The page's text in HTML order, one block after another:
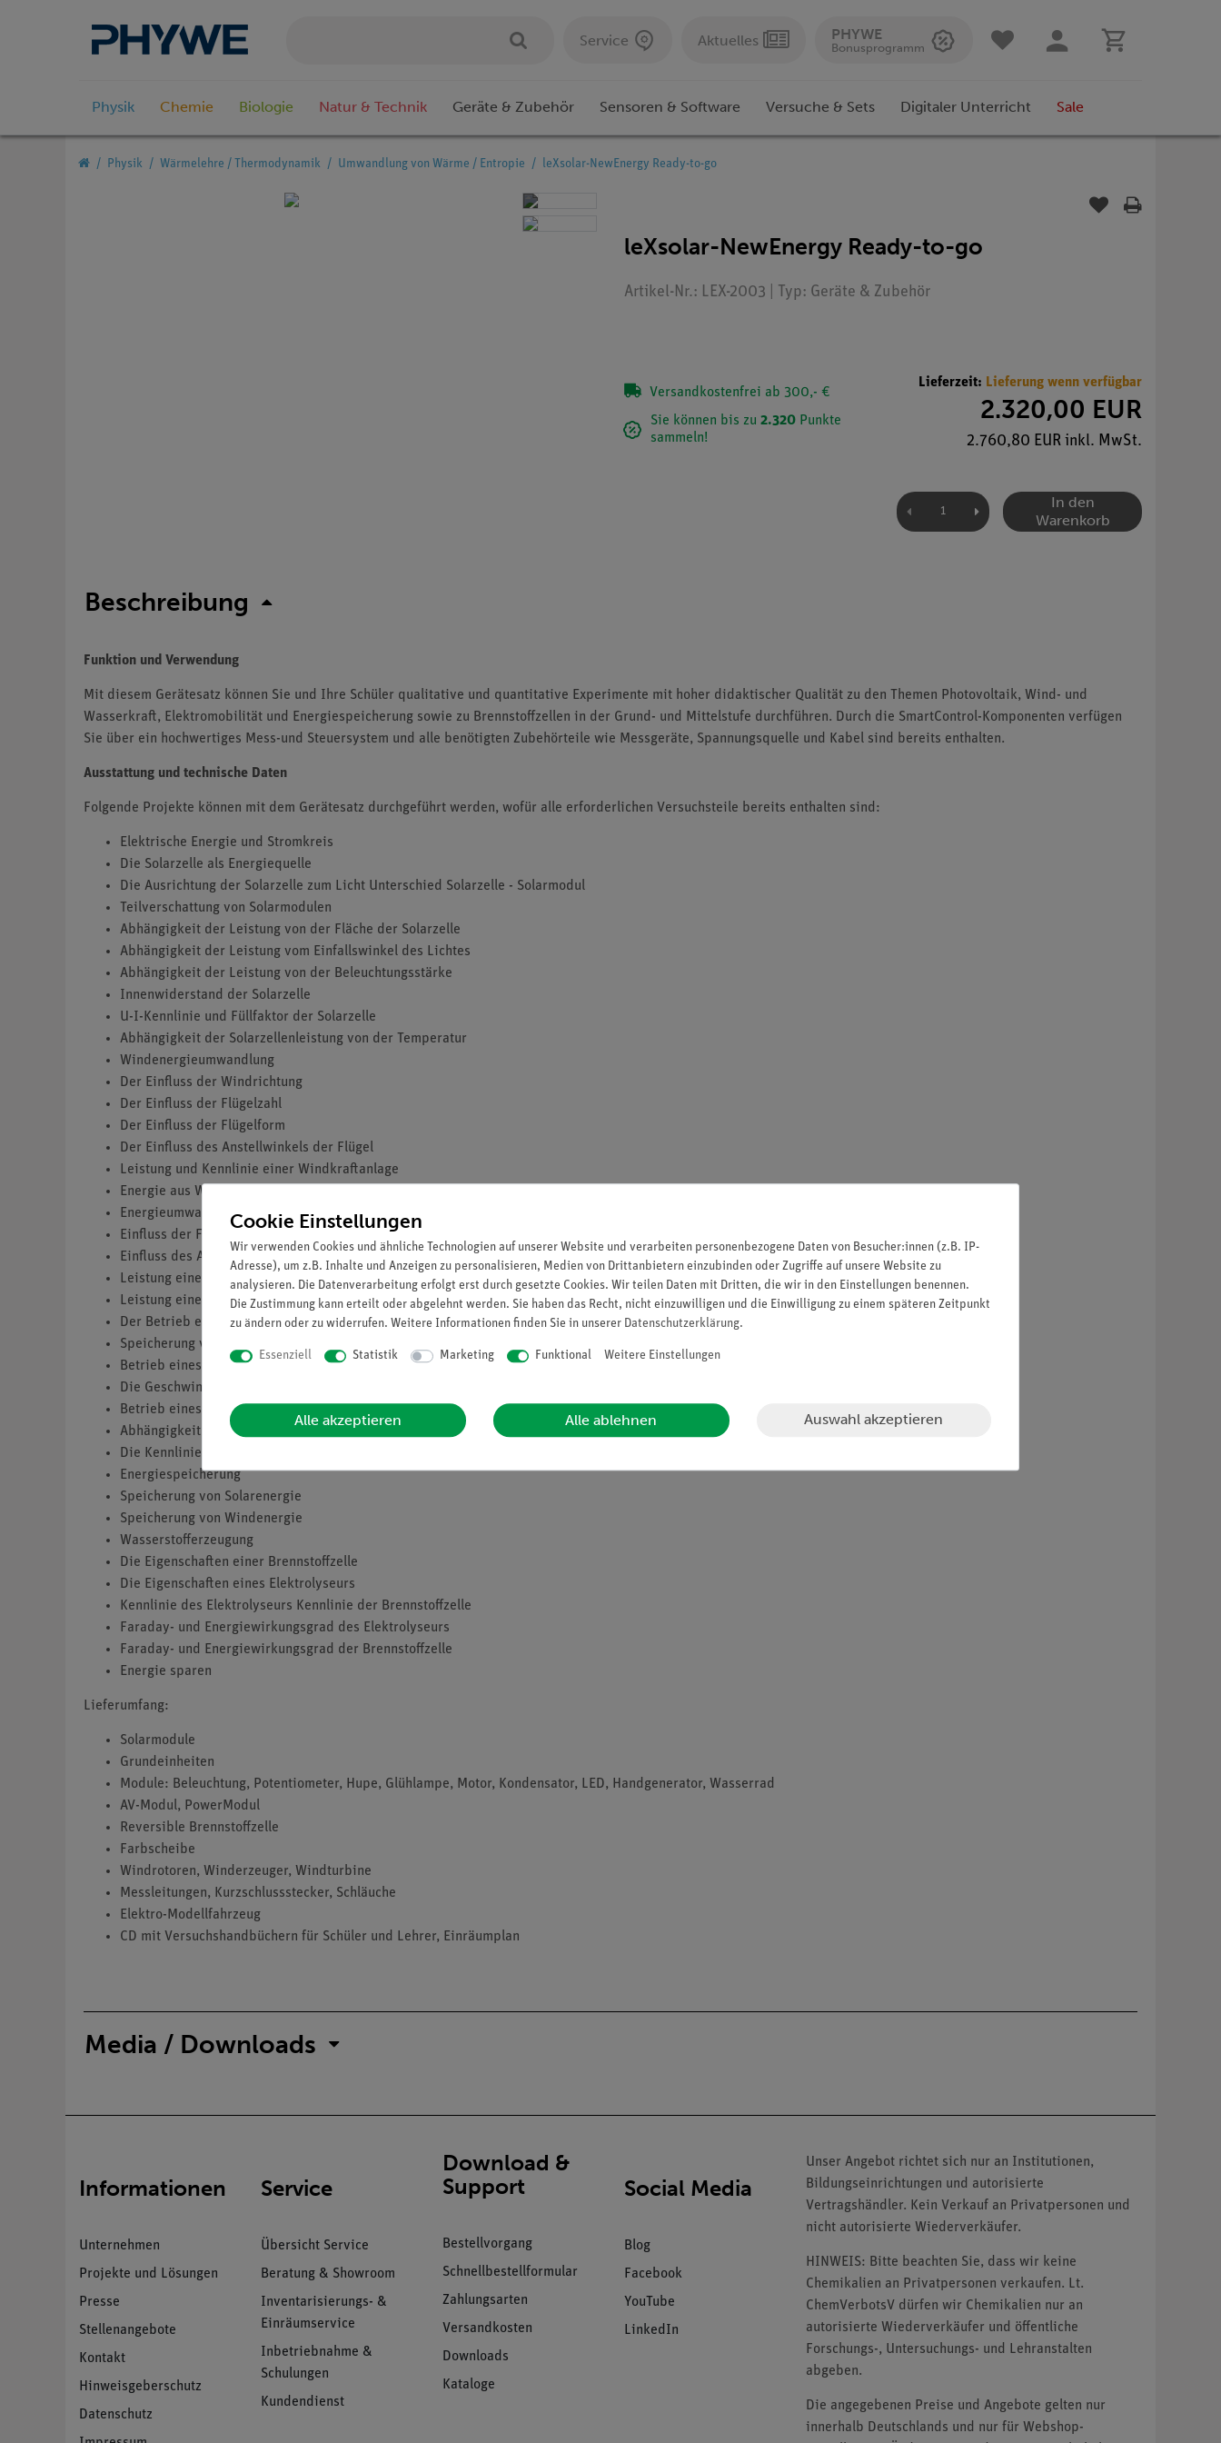
Service Aktuelles PHYWE
Bonusprogramm
Physik Chemie Biologie Natur & Technik Geräte & Zubehör Sensoren & Software Versuche & Sets Digitaler Unterricht Sale
Physik Wärmelehre / Thermodynamik Umwandlung von Wärme / Entropie leXsolar-NewEnergy Ready-to-go
leXsolar-NewEnergy Ready-to-go
Artikel-Nr.: LEX-2003 | Typ: Geräte & Zubehör
Versandkostenfrei ab 300,- €
Sie können bis zu 2.320 Punkte
sammeln!
Lieferzeit: Lieferung wenn verfügbar
2.320,00 EUR
2.760,80 EUR inkl. MwSt.
In den
Warenkorb
Beschreibung
Funktion und Verwendung
Mit diesem Gerätesatz können Sie und Ihre Schüler qualitative und quantitative Experimente mit hoher didaktischer Qualität zu den Themen Photovoltaik, Wind- und
Wasserkraft, Elektromobilität und Energiespeicherung sowie zu Brennstoffzellen in der Grund- und Mittelstufe durchführen. Durch die SmartControl-Komponenten verfügen
Sie über ein hochwertiges Mess-und Steuersystem und alle benötigten Zubehörteile wie Messgeräte, Spannungsquelle und Kabel sind bereits enthalten.
Ausstattung und technische Daten
Folgende Projekte können mit dem Gerätesatz durchgeführt werden, wofür alle erforderlichen Versuchsteile bereits enthalten sind:
Elektrische Energie und Stromkreis
Die Solarzelle als Energiequelle
Die Ausrichtung der Solarzelle zum Licht Unterschied Solarzelle - Solarmodul
Teilverschattung von Solarmodulen
Abhängigkeit der Leistung von der Fläche der Solarzelle
Abhängigkeit der Leistung vom Einfallswinkel des Lichtes
Abhängigkeit der Leistung von der Beleuchtungsstärke
Innenwiderstand der Solarzelle
U-I-Kennlinie und Füllfaktor der Solarzelle
Abhängigkeit der Solarzellenleistung von der Temperatur
Windenergieumwandlung
Der Einfluss der Windrichtung
Der Einfluss der Flügelzahl
Der Einfluss der Flügelform
Der Einfluss des Anstellwinkels der Flügel
Leistung und Kennlinie einer Windkraftanlage
Energie aus Wasserkraft
Energieumwandlungen an der Wasserturbine
Einfluss der Fallhöhe des Wassers
Einfluss des Aufprallwinkels des Wassers
Leistung einer Wasserkraftanlage
Leistung einer Wasserkraftanlage in Abhängigkeit von der Fallhöhe des Wassers
Der Betrieb eines Elektroautos
Speicherung von Solarenergie
Betrieb eines solarbetriebenen Elektroautos
Die Geschwindigkeit des Elektroautoautos in Abhängigkeit von der Sonneneinstrahlung
Betrieb eines Elektroautos mit dem Kondensator
Abhängigkeit der Leistung des Elektroautos vom Ladezustand des Speichers
Die Kennlinie eines Kondensators
Energiespeicherung
Speicherung von Solarenergie
Speicherung von Windenergie
Wasserstofferzeugung
Die Eigenschaften einer Brennstoffzelle
Die Eigenschaften eines Elektrolyseurs
Kennlinie des Elektrolyseurs Kennlinie der Brennstoffzelle
Faraday- und Energiewirkungsgrad des Elektrolyseurs
Faraday- und Energiewirkungsgrad der Brennstoffzelle
Energie sparen
Lieferumfang:
Solarmodule
Grundeinheiten
Module: Beleuchtung, Potentiometer, Hupe, Glühlampe, Motor, Kondensator, LED, Handgenerator, Wasserrad
AV-Modul, PowerModul
Reversible Brennstoffzelle
Farbscheibe
Windrotoren, Winderzeuger, Windturbine
Messleitungen, Kurzschlussstecker, Schläuche
Elektro-Modellfahrzeug
CD mit Versuchshandbüchern für Schüler und Lehrer, Einräumplan
Media / Downloads
Informationen
Unternehmen
Projekte und Lösungen
Presse
Stellenangebote
Kontakt
Hinweisgeberschutz
Datenschutz
Service
Übersicht Service
Beratung & Showroom
Inventarisierungs- &
Einräumservice
Inbetriebnahme &
Schulungen
Kundendienst
Download &
Support
Bestellvorgang
Schnellbestellformular
Zahlungsarten
Versandkosten
Downloads
Kataloge
Social Media
Blog
Facebook
YouTube
LinkedIn
Unser Angebot richtet sich nur an Institutionen,
Bildungseinrichtungen und autorisierte
Vertragshändler. Kein Verkauf an Privatpersonen und
nicht autorisierte Wiederverkäufer.
HINWEIS: Bitte beachten Sie, dass wir keine
Chemikalien an Privatpersonen verkaufen. Lt.
ChemVerbotsV dürfen wir Chemikalien nur an
autorisierte Wiederverkäufer und öffentliche
Forschungs-, Untersuchungs- und Lehranstalten
abgeben.
Die angegebenen Preise und Angebote gelten nur
innerhalb Deutschlands und nur für Webshop-
Cookie Einstellungen
Wir verwenden Cookies und ähnliche Technologien auf unserer Website und verarbeiten personenbezogene Daten von Besucher:innen (z.B. IP-
Adresse), um z.B. Inhalte und Anzeigen zu personalisieren, Medien von Drittanbietern einzubinden oder Zugriffe auf unsere Website zu
analysieren. Die Datenverarbeitung erfolgt erst durch gesetzte Cookies. Wir teilen Daten mit Dritten, die wir in den Einstellungen benennen.
Die Zustimmung kann erteilt oder abgelehnt werden. Sie haben das Recht, nicht einzuwilligen und die Einwilligung zu einem späteren Zeitpunkt
zu ändern oder zu widerrufen. Weitere Informationen finden Sie in unserer Daten­schutz­erklärung.
Essenziell Statistik Marketing Funktional Weitere Einstellungen
Alle akzeptieren Alle ablehnen Auswahl akzeptieren